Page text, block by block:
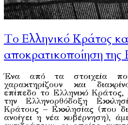
Το Ελληνικό Κράτος
αποκρατικοποίηση της
Ένα από τα στοιχεία
χαρακτηρίζουν και
επίπεδο το Ελληνικό
την Ελληνορθόδοξη
Κράτους – Εκκλησίας (που
ανοίγει η νέα κυβέρνηση),